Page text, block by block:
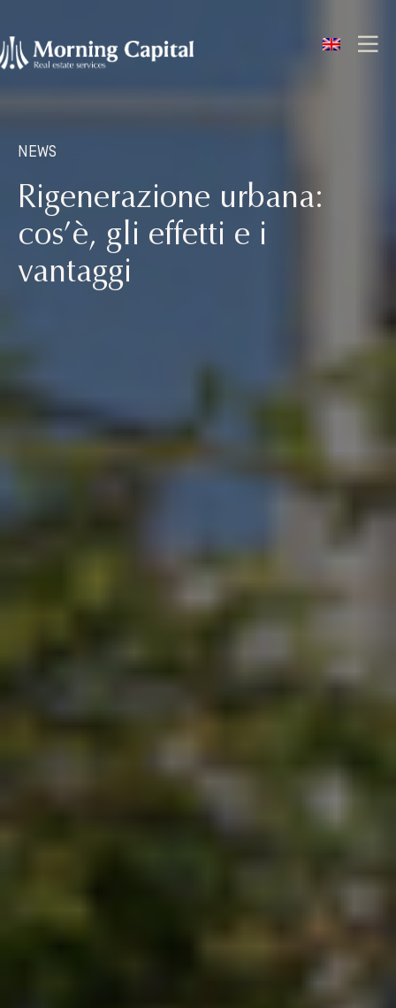
ENG
NEWS
Rigenerazione urbana:
cos’è, gli effetti e i
vantaggi